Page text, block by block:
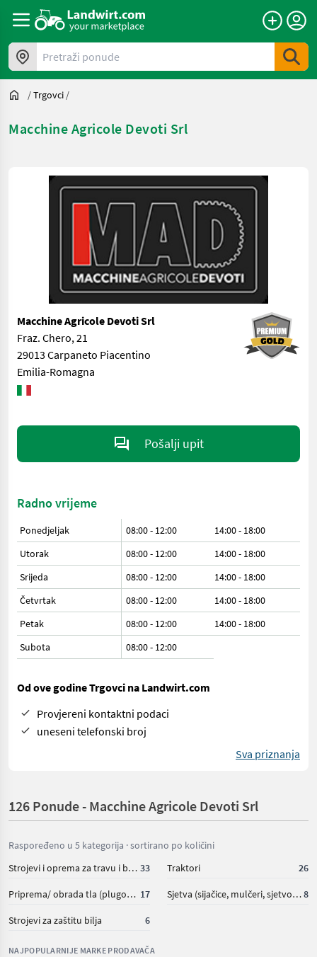
Pretraži ponude
/Trgovci /
Macchine Agricole Devoti Srl
Macchine Agricole Devoti Srl
Fraz. Chero, 21
29013 Carpaneto Piacentino
Emilia-Romagna
Pošalji upit
Radno vrijeme
Ponedjeljak 08:00 - 12:00
14:00 - 18:00
Utorak
08:00 - 12:00
14:00 - 18:00
Srijeda
08:00 - 12:00
14:00 - 18:00
Četvrtak
08:00 - 12:00
14:00 - 18:00
Petak
08:00 - 12:00
14:00 - 18:00
Subota
08:00- 12:00
Od ove godine Trgovci na Landwirt.com
Provjereni kontaktni podaci
uneseni telefonski broj
Sva priznanja
126 Ponude - Macchine Agricole Devoti Srl
Raspoređeno u 5 kategorija · sortirano po količini
Strojevi i oprema za travu i baliranje 33 Traktori 26
Priprema/ obrada tla (plugovi, kultivatori, tanjurače i dr.) 17 Sjetva (sijačice, mulčeri, sjetvospremači i dr)8
Strojevi za zaštitu bilja 6
NAJPOPULARNIJE MARKE PRODAVAČA